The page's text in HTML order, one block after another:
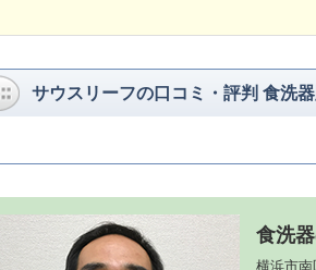
サウスリーフの口コミ・評判 食洗
食洗
横浜市南